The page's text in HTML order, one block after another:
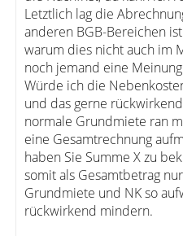
Letztlich lag die
anderen BGB-Bereichen
warum dies nicht auch im
noch jemand eine
Würde ich die
und das gerne
normale Grundmiete ran
eine Gesamtrechnung
haben Sie Summe X zu
somit als Gesamtbetrag
Grundmiete und NK so
rückwirkend mindern.